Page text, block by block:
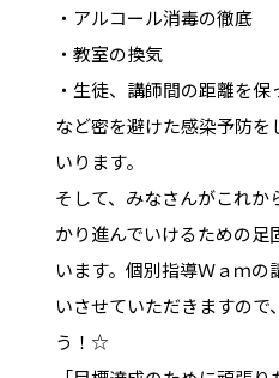
・アルコール消毒の徹底
・教室の換気
・生徒、講師間の距離を保
など密を避けた感染予防を
いります。
そして、みなさんがこれか
かり進んでいけるための足
います。個別指導Ｗａｍ
いさせていただきますので
う！☆